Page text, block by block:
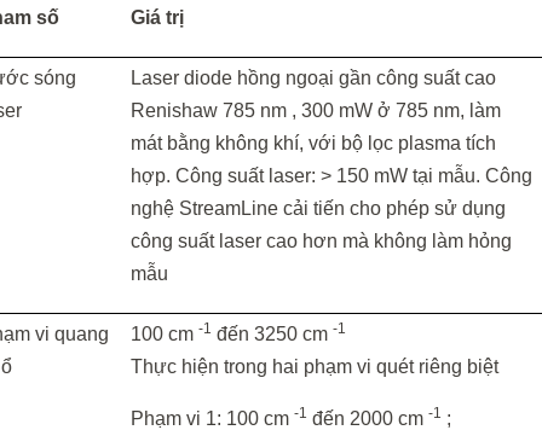
số Giá trị
sóng
Laser diode hồng ngoại gần công suất cao
Renishaw 785 nm , 300 mW ở 785 nm, làm
mát bằng không khí, với bộ lọc plasma tích
hợp. Công suất laser: > 150 mW tại mẫu. Công
nghệ StreamLine cải tiến cho phép sử dụng
công suất laser cao hơn mà không làm hỏng
mẫu
vi quang
100 cm-1 đến 3250 cm-1
Thực hiện trong hai phạm vi quét riêng biệt
Phạm vi 1: 100 cm-1 đến 2000 cm-1 ;